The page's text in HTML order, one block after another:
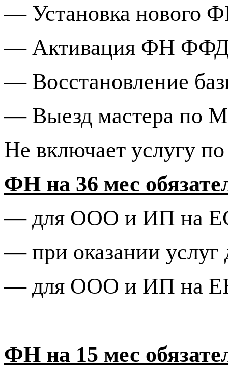
— Установка нового
— Активация ФН ФФД
— Восстановление
— Выезд мастера по
Не включает услугу
ФН на 36 мес
— для ООО и ИП на
—при оказании
— для ООО и ИП на
ФН на 15 мес